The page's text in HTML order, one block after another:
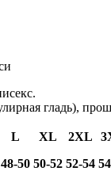
гладь),
L
48-50
XL
50-52
2XL
52-54